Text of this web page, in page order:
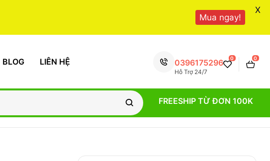
BLOG LIÊN HỆ 0396175296
Hỗ Trợ 24/7
0 0
FREESHIP TỪ ĐƠN 100K
Mua ngay!
X